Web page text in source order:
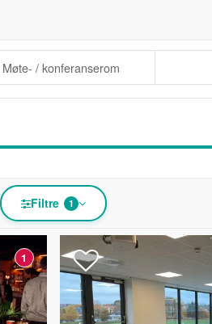
Møte- / konferanserom
Filtre 1
1